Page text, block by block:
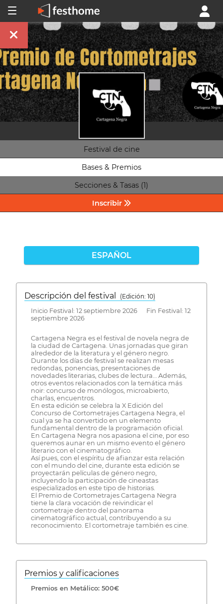
Festival de cine
Bases & Premios
Secciones & Tasas (1)
Inscribir
ESPAÑOL
Descripción del festival
( Edición: 10)
Inicio Festival: 12 septiembre 2026 Fin Festival: 12
septiembre 2026
Cartagena Negra es el festival de novela negra de
la ciudad de Cartagena. Unas jornadas que giran
alrededor de la literatura y el género negro.
Durante los días de festival se realizan mesas
redondas, ponencias, presentaciones de
novedades literarias, clubes de lectura… Además,
otros eventos relacionados con la temática más
noir: concurso de monólogos, microabierto,
charlas, encuentros.
En esta edición se celebra la X Edición del
Concurso de Cortometrajes Cartagena Negra, el
cual ya se ha convertido en un elemento
fundamental dentro de la programación oficial.
En Cartagena Negra nos apasiona el cine, por eso
queremos aunar en un mismo evento el género
literario con el cinematográfico.
Así pues, con el espíritu de afianzar esta relación
con el mundo del cine, durante esta edición se
proyectarán películas de género negro,
incluyendo la participación de cineastas
especializados en este tipo de historias.
El Premio de Cortometrajes Cartagena Negra
tiene la clara vocación de reivindicar el
cortometraje dentro del panorama
cinematográfico actual, contribuyendo a su
reconocimiento. El cortometraje también es cine.
Premios y calificaciones
Premios en Metálico: 500€